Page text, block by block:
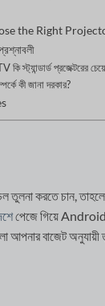
the Right
স্ট্যান্ডার্ড প্রজেক্টরের
কী জানা দরকার?
তুলনা করতে চান,
পেজে গিয়ে
বাজেট অনুযায়ী